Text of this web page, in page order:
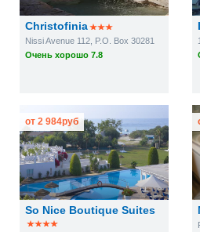
Christofinia
Nissi Avenue 112, P.O. Box 30281
Очень хорошо 7.8
So Nice Boutique Suites
от2 984руб